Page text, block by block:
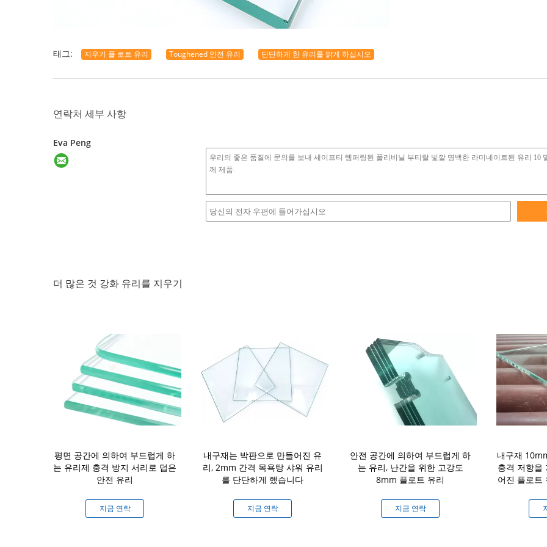
태그: 지우기 플 로트 유리 Toughened 안전 유리 단단하게 한 유리를 맑게 하십시오
연락처 세부 사항
Eva Peng
더 많은 것 강화 유리를 지우기
평면 공간에 의하여 부드럽게 하
는 유리제 충격 방지 서리로 덥은
안전 유리
지금 연락
내구재는 박판으로 만들어진 유
리, 2mm 간격 목욕탕 샤워 유리
를 단단하게 했습니다
지금 연락
안전 공간에 의하여 부드럽게 하
는 유리, 난간을 위한 고강도
8mm 플로트 유리
지금 연락
내구재
충격 저항을
어진 플로트